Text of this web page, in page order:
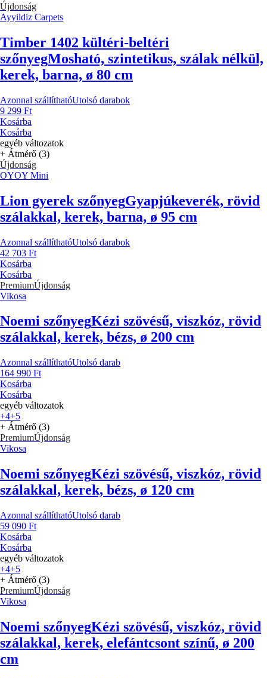
Újdonság
Ayyildiz Carpets
Timber 1402 kültéri-beltéri
szőnyegMosható, szintetikus, szálak nélkül,
kerek, barna, ø 80 cm
Azonnal szállíthatóUtolsó darabok
9 299 Ft
Kosárba
Kosárba
egyéb változatok
+ Átmérő (3)
Újdonság
OYOY Mini
Lion gyerek szőnyegGyapjúkeverék, rövid
szálakkal, kerek, barna, ø 95 cm
Azonnal szállíthatóUtolsó darabok
42 703 Ft
Kosárba
Kosárba
PremiumÚjdonság
Vikosa
Noemi szőnyegKézi szövésű, viszkóz, rövid
szálakkal, kerek, bézs, ø 200 cm
Azonnal szállíthatóUtolsó darab
164 990 Ft
Kosárba
Kosárba
egyéb változatok
+4+5
+ Átmérő (3)
PremiumÚjdonság
Vikosa
Noemi szőnyegKézi szövésű, viszkóz, rövid
szálakkal, kerek, bézs, ø 120 cm
Azonnal szállíthatóUtolsó darab
59 090 Ft
Kosárba
Kosárba
egyéb változatok
+4+5
+ Átmérő (3)
PremiumÚjdonság
Vikosa
Noemi szőnyegKézi szövésű, viszkóz, rövid
szálakkal, kerek, elefántcsont színű, ø 200
cm